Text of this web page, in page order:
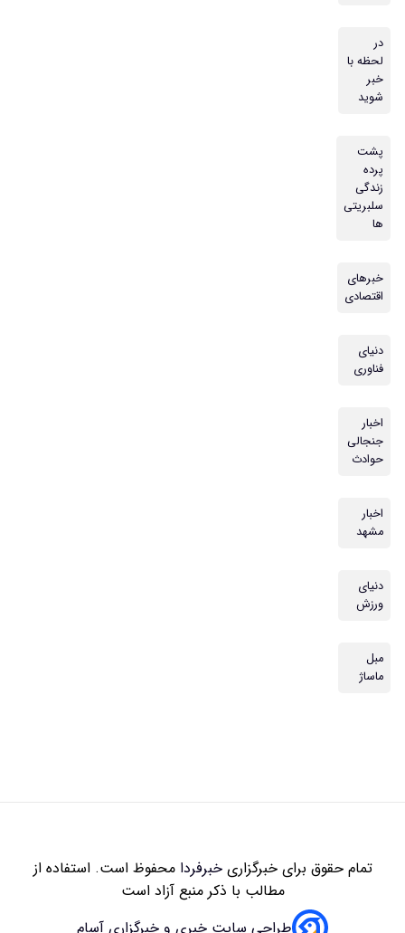
در
لحظه با
خبر
شوید
پشت
پرده
زندگی
سلبریتی
ها
خبرهای
اقتصادی
دنیای
فناوری
اخبار
جنجالی
حوادث
اخبار
مشهد
دنیای
ورزش
مبل
ماساژ
تمام حقوق برای خبرگزاریخبرفردامحفوظ است. استفاده از
مطالب با ذکر منبع آزاد است
طراحی سایت خبری و خبرگزاری آسام